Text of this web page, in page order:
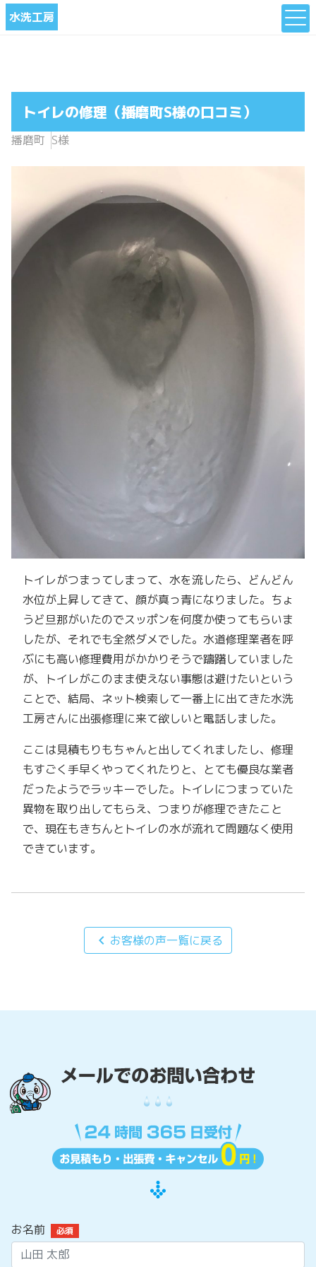
水洗工房
トイレの修理（播磨町S様の口コミ）
播磨町 S様
トイレがつまってしまって、水を流したら、どんどん
水位が上昇してきて、顔が真っ青になりました。ちょ
うど旦那がいたのでスッポンを何度か使ってもらいま
したが、それでも全然ダメでした。水道修理業者を呼
ぶにも高い修理費用がかかりそうで躊躇していました
が、トイレがこのまま使えない事態は避けたいという
ことで、結局、ネット検索して一番上に出てきた水洗
工房さんに出張修理に来て欲しいと電話しました。
ここは見積もりもちゃんと出してくれましたし、修理
もすごく手早くやってくれたりと、とても優良な業者
だったようでラッキーでした。トイレにつまっていた
異物を取り出してもらえ、つまりが修理できたこと
で、現在もきちんとトイレの水が流れて問題なく使用
できています。
chevron_left お客様の声一覧に戻る
お名前 必須